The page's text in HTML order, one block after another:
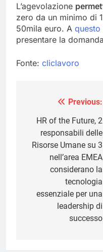
L’agevolazione
zero da un minimo di
50mila euro. A
presentare la
Fonte: cliclavoro
Navigazione
articoli
Previous:
HR of the Future, 2
responsabili delle
Risorse Umane su 3
nell’area EMEA
considerano la
tecnologia
essenziale per una
leadership di
successo